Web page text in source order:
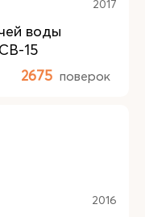
2017
воды
15
2675 поверок
2016